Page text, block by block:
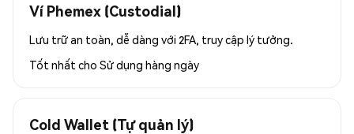
Ví Phemex (Custodial)
Lưu trữ an toàn, dễ dàng với 2FA, truy cập lý tưởng.
Tốt nhất cho Sử dụng hàng ngày
Cold Wallet (Tự quản lý)